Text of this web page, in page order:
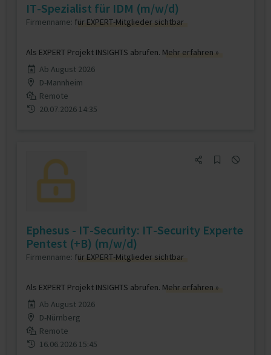
IT-Spezialist für IDM (m/w/d)
Firmenname: für EXPERT-Mitglieder sichtbar
Als EXPERT Projekt INSIGHTS abrufen. Mehr erfahren »
Ab August 2026
D-Mannheim
Remote
20.07.2026 14:35
Ephesus - IT-Security: IT-Security Experte
Pentest (+B) (m/w/d)
Firmenname: für EXPERT-Mitglieder sichtbar
Als EXPERT Projekt INSIGHTS abrufen. Mehr erfahren »
Ab August 2026
D-Nürnberg
Remote
16.06.2026 15:45